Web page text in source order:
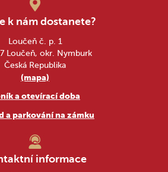
k nám dostanete?
Loučeň č. p. 1
Loučeň, okr. Nymburk
Česká Republika
(mapa)
a otevírací doba
a parkování na zámku
informace